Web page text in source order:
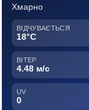
Хмарно
ВІДЧУВАЄТЬСЯ
18°C
ВІТЕР
4.48 м/с
UV
0